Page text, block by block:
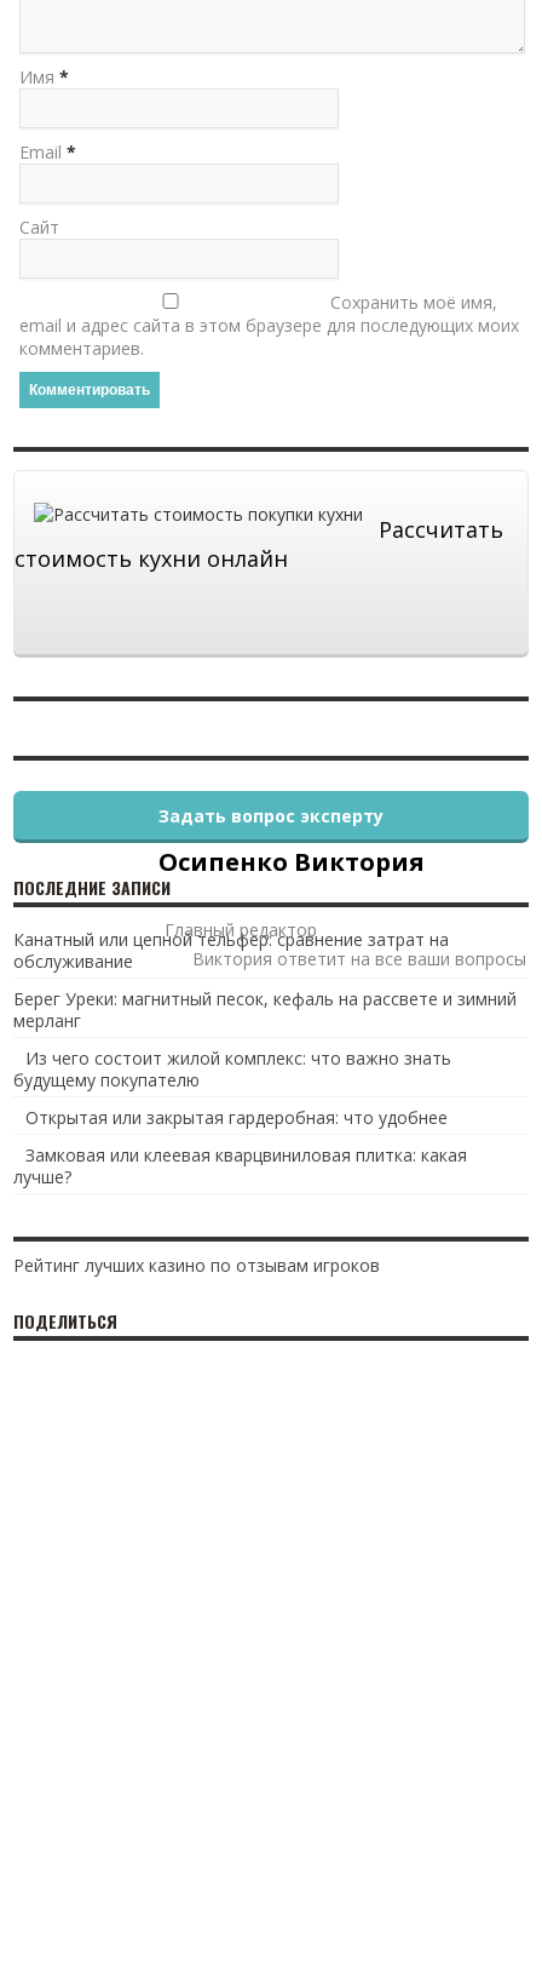
Имя *
Email *
Сайт
Сохранить моё имя,
email и адрес сайта в этом браузере для последующих моих
комментариев.
Рассчитать
стоимость кухни онлайн
Осипенко Виктория
Главный редактор
Виктория ответит на все ваши вопросы
Задать вопрос эксперту
ПОСЛЕДНИЕ ЗАПИСИ
Канатный или цепной тельфер: сравнение затрат на
обслуживание
Берег Уреки: магнитный песок, кефаль на рассвете и зимний
мерланг
Из чего состоит жилой комплекс: что важно знать
будущему покупателю
Открытая или закрытая гардеробная: что удобнее
Замковая или клеевая кварцвиниловая плитка: какая
лучше?
Рейтинг лучших казино по отзывам игроков
ПОДЕЛИТЬСЯ